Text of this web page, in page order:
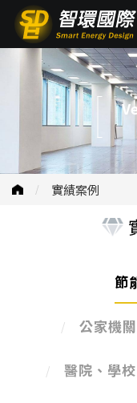
實績案例
節
公家機
醫院、學校